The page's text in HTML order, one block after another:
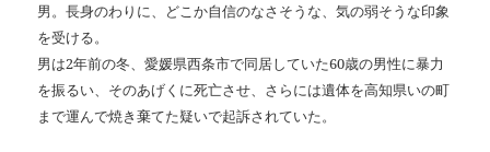
男。長身のわりに、どこか自信のなさそうな、気の弱そうな印象
を受ける。
男は2年前の冬、愛媛県西条市で同居していた60歳の男性に暴力
を振るい、そのあげくに死亡させ、さらには遺体を高知県いの町
まで運んで焼き棄てた疑いで起訴されていた。